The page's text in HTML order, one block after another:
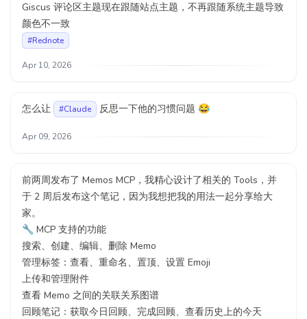
Giscus 评论区主题现在跟随站点主题，不再跟随系统主题导致
颜色不一致
#Rednote
Apr 10, 2026
怎么让 #Claude 反思一下他的习惯问题 😂
Apr 09, 2026
前两周发布了 Memos MCP，我精心设计了相关的 Tools，并
于 2 周后发布这个笔记，因为我想把我的用法一起分享给大
家。
🔧 MCP 支持的功能
搜索、创建、编辑、删除 Memo
管理标签：查看、重命名、置顶、设置 Emoji
上传和管理附件
查看 Memo 之间的关联关系图谱
回顾笔记：获取今日回顾、完成回顾、查看历史上的今天